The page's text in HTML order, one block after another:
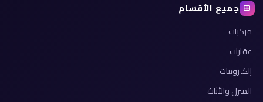
جميع الأقسام
مركبات
عقارات
إلكترونيات
المنزل والأثاث